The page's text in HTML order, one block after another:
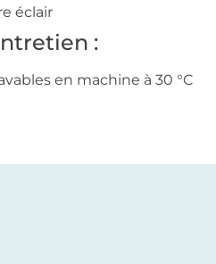
éclair
:
en machine à 30 °C